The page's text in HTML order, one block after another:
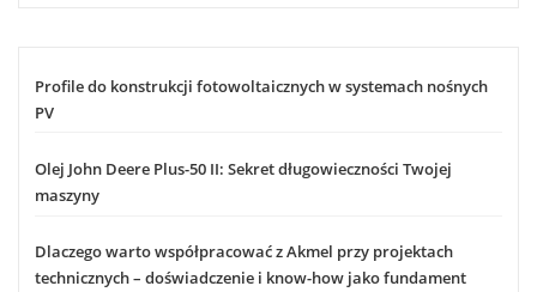
Profile do konstrukcji fotowoltaicznych w systemach nośnych
PV
Olej John Deere Plus-50 II: Sekret długowieczności Twojej
maszyny
Dlaczego warto współpracować z Akmel przy projektach
technicznych – doświadczenie i know-how jako fundament